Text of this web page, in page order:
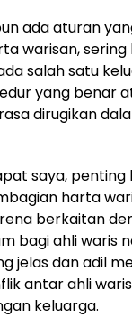
ada aturan
warisan, sering
salah satu
yang benar
dirugikan
saya, penting
harta
berkaitan
bagi ahli waris
jelas dan adil
antar ahli
keluarga.